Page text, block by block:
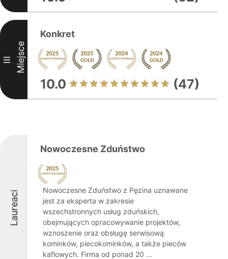
III Miejsce
Konkret
10.0 (47)
Laureaci
Nowoczesne Zduństwo
Nowoczesne Zduństwo z Pęzina uznawane
jest za eksperta w zakresie
wszechstronnych usług zduńskich,
obejmujących opracowywanie projektów,
wznoszenie oraz obsługę serwisową
kominków, piecokominków, a także pieców
kaflowych. Firma od ponad 20 ...